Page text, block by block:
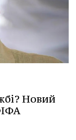
Новий